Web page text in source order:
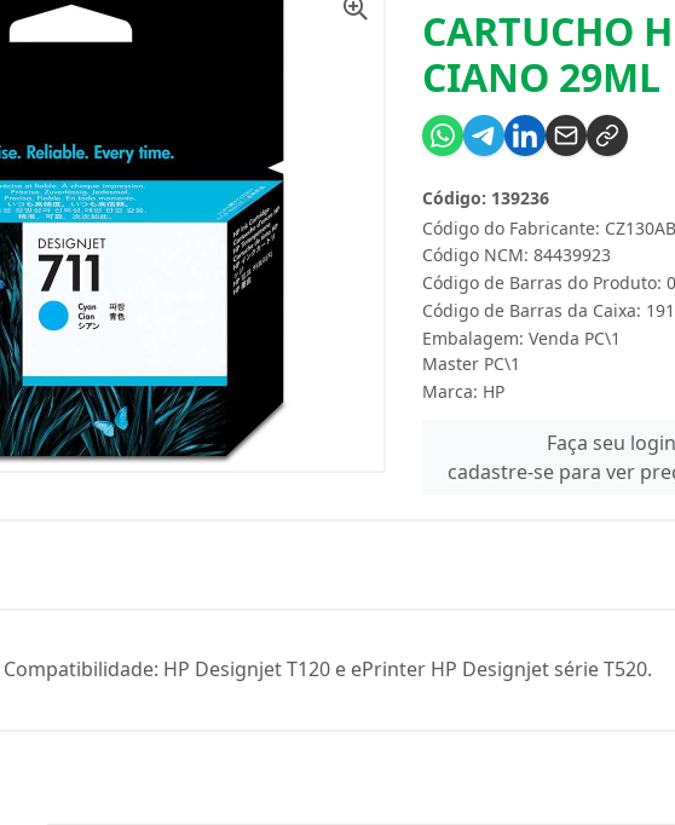
CARTUCHO
CIANO 29ML
Código do Fabricante: CZ130AB
Código: 139236
Código NCM: 84439923
Código de Barras do Produto:
Código de Barras da Caixa:
Embalagem: Venda PC\1
Master PC\1
Marca: HP
Faça seu
cadastre-se para ver
Compatibilidade: HP Designjet T120 e ePrinter HP Designjet série T520.